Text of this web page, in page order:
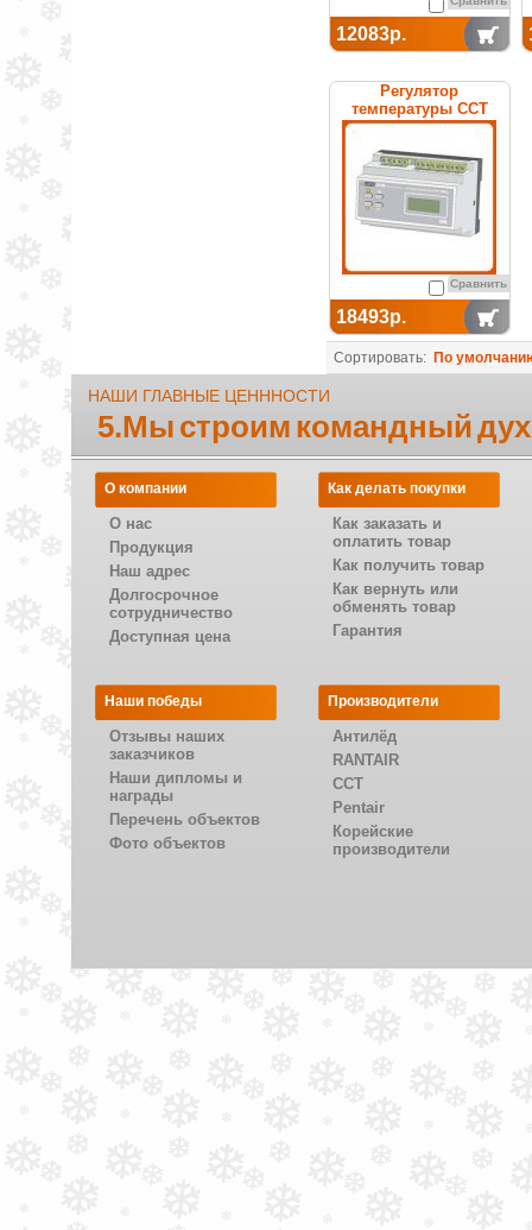
12083р.
Регулятор
температуры ССТ
РТ-590 электронный
Сравнить
18493р.
Сортировать: По
НАШИ ГЛАВНЫЕ ЦЕНННОСТИ
5.Мы строим командный
О компании
О нас
Продукция
Наш адрес
Долгосрочное
сотрудничество
Доступная цена
Как делать покупки
Как заказать и
оплатить товар
Как получить товар
Как вернуть или
обменять товар
Гарантия
Наши победы
Отзывы наших
заказчиков
Наши дипломы и
награды
Перечень объектов
Фото объектов
Производители
Антилёд
RANTAIR
CCT
Pentair
Корейские
производители